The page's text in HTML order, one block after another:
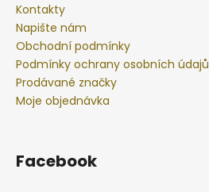
Kontakty
Napište nám
Obchodní podmínky
Podmínky ochrany osobních údajů
Prodávané značky
Moje objednávka
Facebook